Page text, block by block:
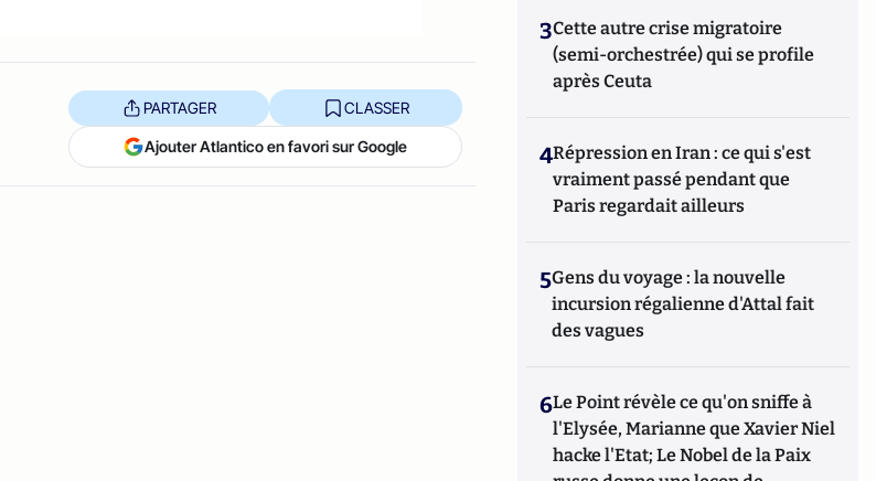
PARTAGER CLASSER
Ajouter Atlantico en favori sur Google
3Cette autre crise migratoire
(semi-orchestrée) qui se profile
après Ceuta
4Répression en Iran : ce qui s'est
vraiment passé pendant que
Paris regardait ailleurs
5Gens du voyage : la nouvelle
incursion régalienne d'Attal fait
des vagues
6Le Point révèle ce qu'on sniffe à
l'Elysée, Marianne que Xavier Niel
hacke l'Etat; Le Nobel de la Paix